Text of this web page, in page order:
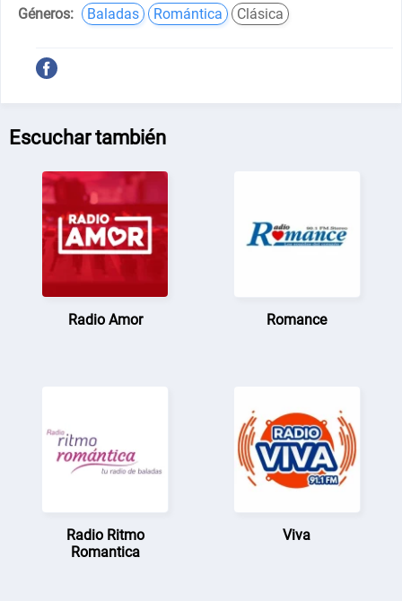
Géneros: Baladas Romántica Clásica
Escuchar también
Radio Amor Romance
Radio Ritmo
Romantica
Viva